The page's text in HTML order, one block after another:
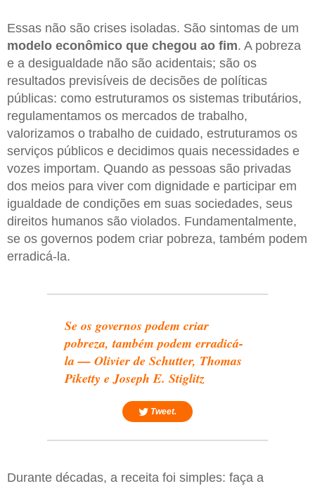
Essas não são crises isoladas. São sintomas de um
modelo econômico que chegou ao fim. A pobreza
e a desigualdade não são acidentais; são os
resultados previsíveis de decisões de políticas
públicas: como estruturamos os sistemas tributários,
regulamentamos os mercados de trabalho,
valorizamos o trabalho de cuidado, estruturamos os
serviços públicos e decidimos quais necessidades e
vozes importam. Quando as pessoas são privadas
dos meios para viver com dignidade e participar em
igualdade de condições em suas sociedades, seus
direitos humanos são violados. Fundamentalmente,
se os governos podem criar pobreza, também podem
erradicá-la.
Se os governos podem criar
pobreza, também podem erradicá-
la — Olivier de Schutter, Thomas
Piketty e Joseph E. Stiglitz
Tweet.
Durante décadas, a receita foi simples: faça a